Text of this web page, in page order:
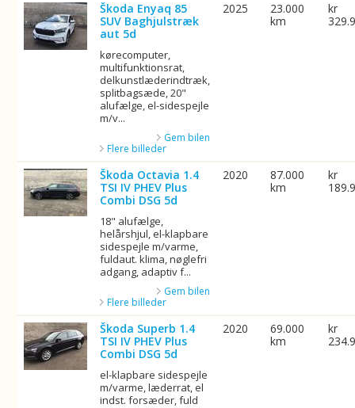
Škoda Enyaq 85
SUV Baghjulstræk
aut 5d
kørecomputer,
multifunktionsrat,
delkunstlæderindtræk,
splitbagsæde, 20"
alufælge, el-sidespejle
m/v...
Gem bilen
Flere billeder
2025
23.000
km
kr
Škoda Octavia 1.4
TSI IV PHEV Plus
Combi DSG 5d
18" alufælge,
helårshjul, el-klapbare
sidespejle m/varme,
fuldaut. klima, nøglefri
adgang, adaptiv f...
Gem bilen
Flere billeder
2020
87.000
km
kr
Škoda Superb 1.4
TSI IV PHEV Plus
Combi DSG 5d
el-klapbare sidespejle
m/varme, læderrat, el
indst. forsæder, fuld
2020
69.000
km
kr